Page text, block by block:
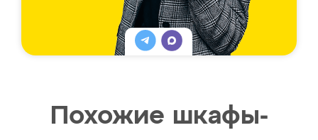
Похожие шкафы-